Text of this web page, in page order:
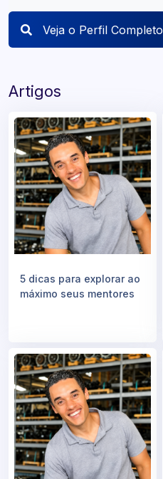
Veja o Perfil Completo
Artigos
5 dicas para explorar ao
máximo seus mentores